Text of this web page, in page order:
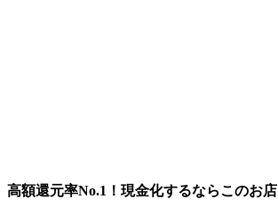
高額還元率No.1！現金化するならこのお店